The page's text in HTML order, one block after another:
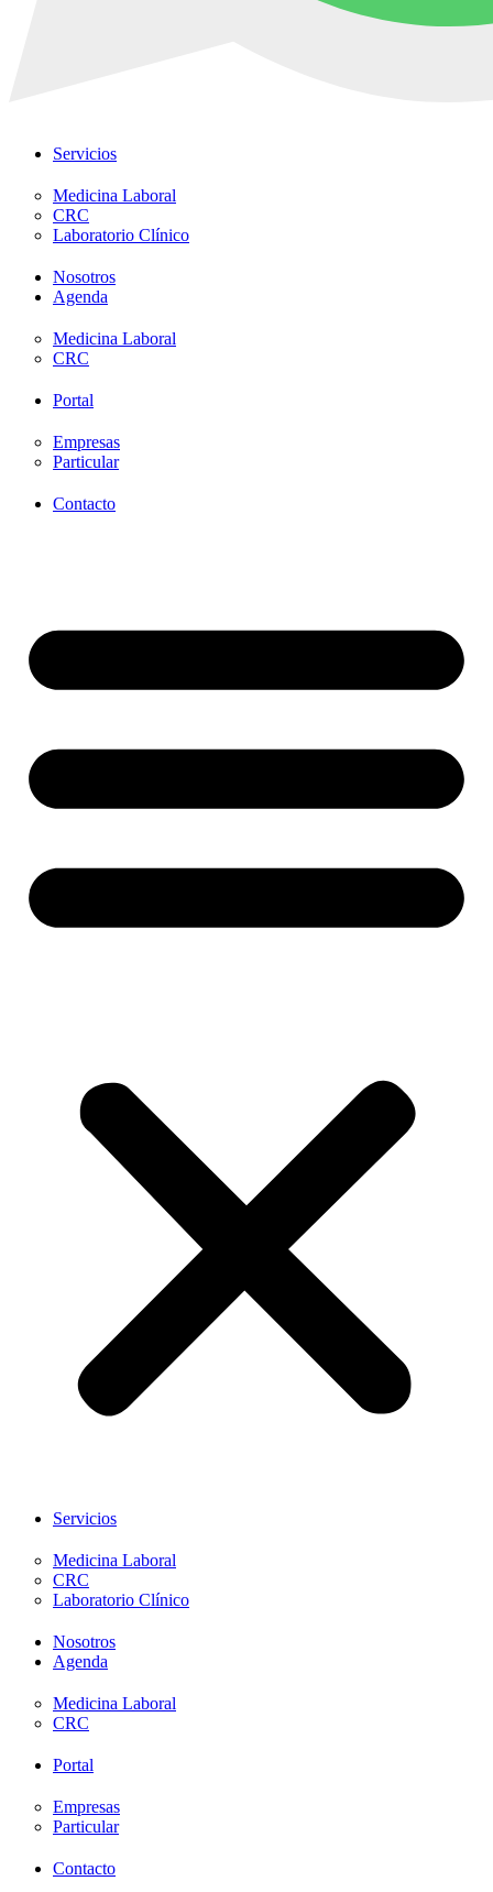
Servicios
Medicina Laboral
CRC
Laboratorio Clínico
Nosotros
Agenda
Medicina Laboral
CRC
Portal
Empresas
Particular
Contacto
Servicios
Medicina Laboral
CRC
Laboratorio Clínico
Nosotros
Agenda
Medicina Laboral
CRC
Portal
Empresas
Particular
Contacto